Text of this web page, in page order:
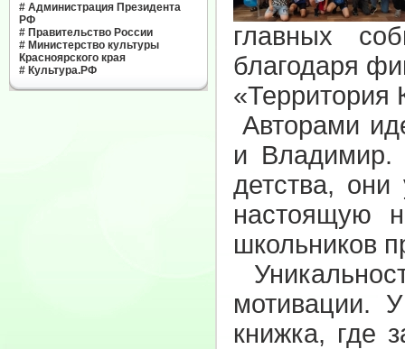
# Администрация Президента
РФ
# Правительство России
# Министерство культуры
Красноярского края
# Культура.РФ
главных
благодаря
«Территория
Авторами
и Владимир.
детства,
настоящую
школьников
мотивации.
книжка, где